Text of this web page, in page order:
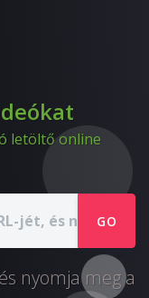
letöltő online
GO
nyomja meg a